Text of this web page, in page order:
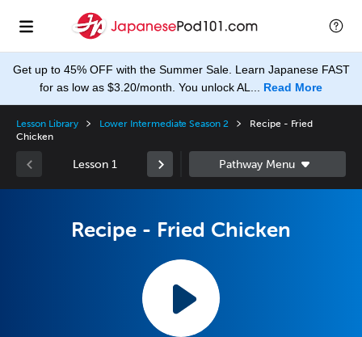
Get up to 45% OFF with the Summer Sale. Learn Japanese FAST
for as low as $3.20/month. You unlock AL... Read More
Lesson Library Lower Intermediate Season 2
Recipe - Fried
Chicken
Lesson 1
Recipe - Fried Chicken